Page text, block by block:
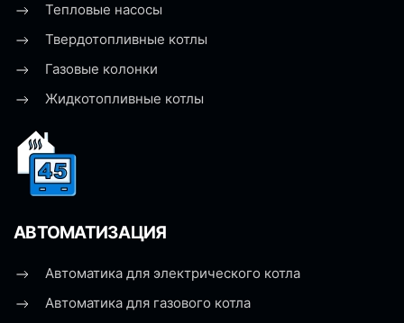
Тепловые насосы
Твердотопливные котлы
Газовые колонки
Жидкотопливные котлы
АВТОМАТИЗАЦИЯ
Автоматика для электрического котла
Автоматика для газового котла